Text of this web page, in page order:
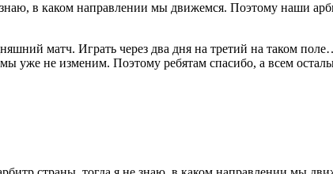
в каком направлении мы движемся. Поэтому наши
матч. Играть через два дня на третий на таком
уже не изменим. Поэтому ребятам спасибо, а всем